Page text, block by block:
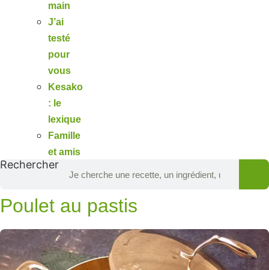
main
J’ai
testé
pour
vous
Kesako
: le
lexique
Famille
et amis
Rechercher
Poulet au pastis